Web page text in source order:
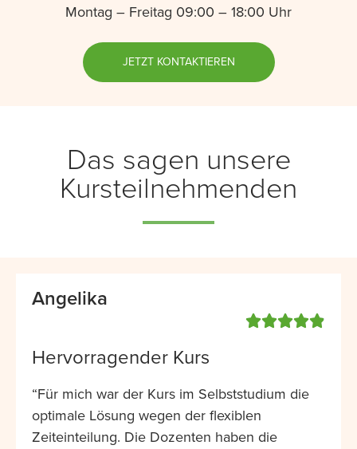
Montag – Freitag 09:00 – 18:00 Uhr
JETZT KONTAKTIEREN
Das sagen unsere
Kursteilnehmenden
Angelika

Hervorragender Kurs
“Für mich war der Kurs im Selbststudium die
optimale Lösung wegen der flexiblen
Zeiteinteilung. Die Dozenten haben die